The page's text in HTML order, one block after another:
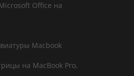
Office на
Macbook
на MacBook Pro,